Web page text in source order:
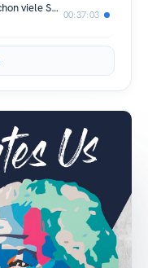
#31 Markus Kuhn >> Ich habe schon viele Spiele miterlebt, aber das in München war ganz besonders! <<
00:37:03